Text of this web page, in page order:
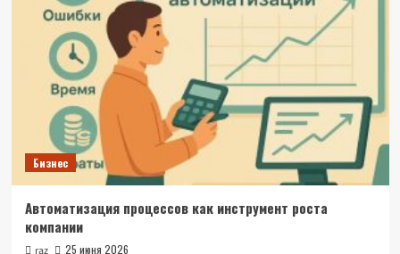
Бизнес
Автоматизация процессов как инструмент роста
компании
raz 25 июня 2026